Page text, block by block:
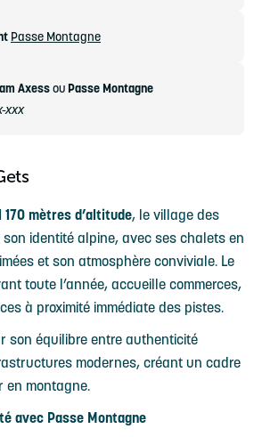
Passe Montagne
Axessou Passe Montagne
xxx
170 mètres d’altitude, le village des
identité alpine, avec ses chalets en
et son atmosphère conviviale. Le
toute l’année, accueille commerces,
à proximité immédiate des pistes.
son équilibre entre authenticité
modernes, créant un cadre
en montagne.
avec Passe Montagne